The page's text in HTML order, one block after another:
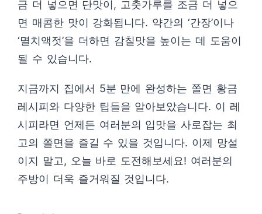
금 더 넣으면 단맛이, 고춧가루를 조금 더 넣으
면 매콤한 맛이 강화됩니다. 약간의 ‘간장’이나
‘멸치액젓’을 더하면 감칠맛을 높이는 데 도움이
될 수 있습니다.
지금까지 집에서 5분 만에 완성하는 쫄면 황금
레시피와 다양한 팁들을 알아보았습니다. 이 레
시피라면 언제든 여러분의 입맛을 사로잡는 최
고의 쫄면을 즐길 수 있을 것입니다. 이제 망설
이지 말고, 오늘 바로 도전해보세요! 여러분의
주방이 더욱 즐거워질 것입니다.